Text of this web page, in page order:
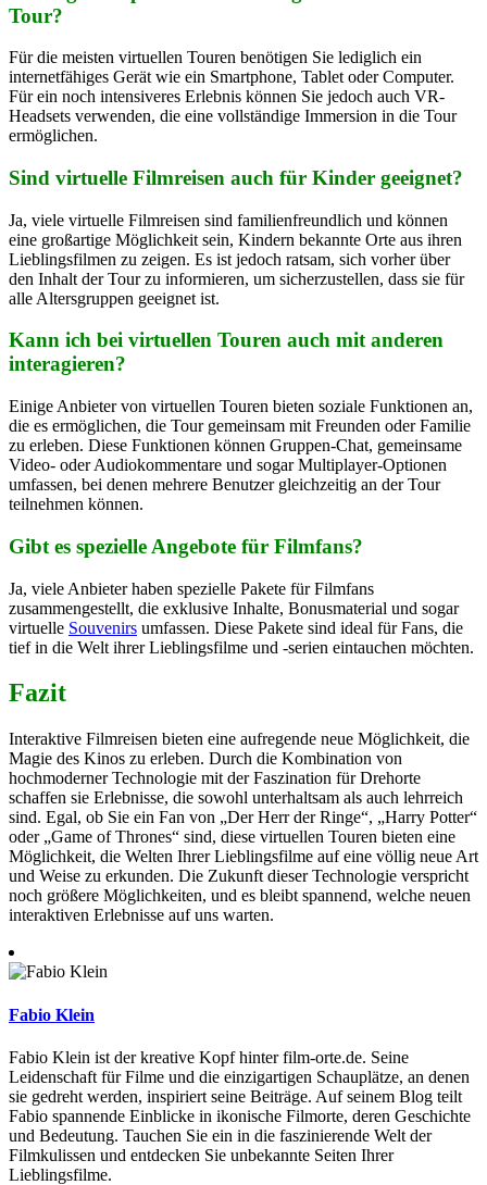
Tour?
Für die meisten virtuellen Touren benötigen Sie lediglich ein
internetfähiges Gerät wie ein Smartphone, Tablet oder Computer.
Für ein noch intensiveres Erlebnis können Sie jedoch auch VR-
Headsets verwenden, die eine vollständige Immersion in die Tour
ermöglichen.
Sind virtuelle Filmreisen auch für Kinder geeignet?
Ja, viele virtuelle Filmreisen sind familienfreundlich und können
eine großartige Möglichkeit sein, Kindern bekannte Orte aus ihren
Lieblingsfilmen zu zeigen. Es ist jedoch ratsam, sich vorher über
den Inhalt der Tour zu informieren, um sicherzustellen, dass sie für
alle Altersgruppen geeignet ist.
Kann ich bei virtuellen Touren auch mit anderen
interagieren?
Einige Anbieter von virtuellen Touren bieten soziale Funktionen an,
die es ermöglichen, die Tour gemeinsam mit Freunden oder Familie
zu erleben. Diese Funktionen können Gruppen-Chat, gemeinsame
Video- oder Audiokommentare und sogar Multiplayer-Optionen
umfassen, bei denen mehrere Benutzer gleichzeitig an der Tour
teilnehmen können.
Gibt es spezielle Angebote für Filmfans?
Ja, viele Anbieter haben spezielle Pakete für Filmfans
zusammengestellt, die exklusive Inhalte, Bonusmaterial und sogar
virtuelle Souvenirs umfassen. Diese Pakete sind ideal für Fans, die
tief in die Welt ihrer Lieblingsfilme und -serien eintauchen möchten.
Fazit
Interaktive Filmreisen bieten eine aufregende neue Möglichkeit, die
Magie des Kinos zu erleben. Durch die Kombination von
hochmoderner Technologie mit der Faszination für Drehorte
schaffen sie Erlebnisse, die sowohl unterhaltsam als auch lehrreich
sind. Egal, ob Sie ein Fan von „Der Herr der Ringe“, „Harry Potter“
oder „Game of Thrones“ sind, diese virtuellen Touren bieten eine
Möglichkeit, die Welten Ihrer Lieblingsfilme auf eine völlig neue Art
und Weise zu erkunden. Die Zukunft dieser Technologie verspricht
noch größere Möglichkeiten, und es bleibt spannend, welche neuen
interaktiven Erlebnisse auf uns warten.
Fabio Klein
Fabio Klein ist der kreative Kopf hinter film-orte.de. Seine
Leidenschaft für Filme und die einzigartigen Schauplätze, an denen
sie gedreht werden, inspiriert seine Beiträge. Auf seinem Blog teilt
Fabio spannende Einblicke in ikonische Filmorte, deren Geschichte
und Bedeutung. Tauchen Sie ein in die faszinierende Welt der
Filmkulissen und entdecken Sie unbekannte Seiten Ihrer
Lieblingsfilme.